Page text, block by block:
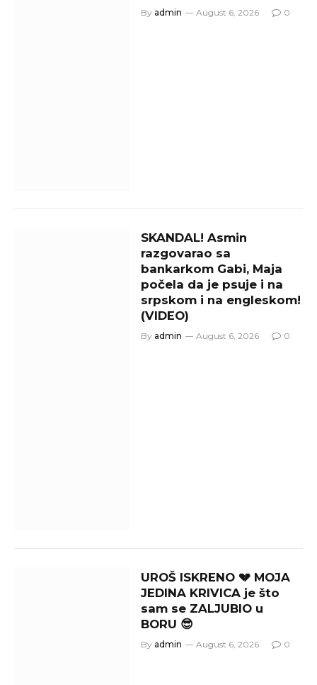
By admin August 6, 2026 0
SKANDAL! Asmin
razgovarao sa
bankarkom Gabi, Maja
počela da je psuje i na
srpskom i na engleskom!
(VIDEO)
By admin August 6, 2026 0
UROŠ ISKRENO 💔 MOJA
JEDINA KRIVICA je što
sam se ZALJUBIO u
BORU 😎
By admin August 6, 2026 0